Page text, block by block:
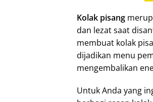
Kolak pisang
dan lezat saat
membuat kolak
dijadikan menu
mengembalikan
Untuk Anda yang